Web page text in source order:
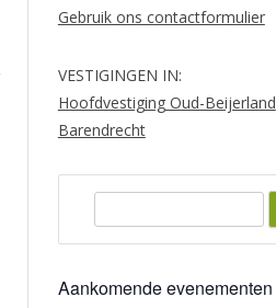
Gebruik ons contactformulier
VESTIGINGEN IN:
Hoofdvestiging Oud-Beijerland
Barendrecht
r
Aankomende evenementen